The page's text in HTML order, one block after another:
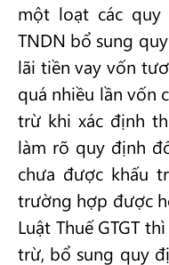
một loạt các quy
TNDN bổ sung
lãi tiền vay vốn
quá nhiều lần vốn
trừ khi xác định
làm rõ quy định
chưa được khấu
trường hợp được
Luật Thuế GTGT
trừ, bổ sung quy